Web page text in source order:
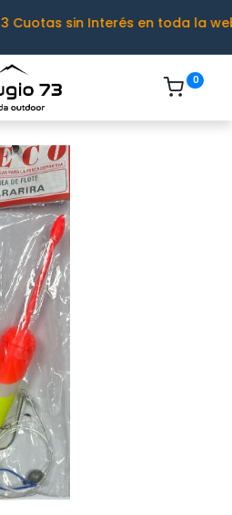
3 Cuotas sin Interés en toda la
0